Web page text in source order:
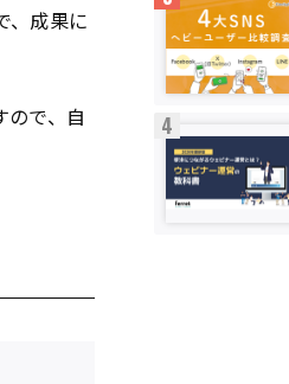
、成果に
ので、自